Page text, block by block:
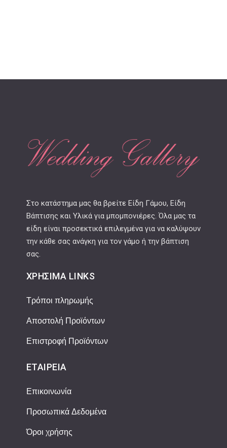
Στο κατάστημα μας θα βρείτε Είδη Γάμου, Είδη
Βάπτισης και Υλικά για μπομπονιέρες. Όλα μας τα
είδη είναι προσεκτικά επιλεγμένα για να καλύψουν
την κάθε σας ανάγκη για τον γάμο ή την βάπτιση
σας.
ΧΡΉΣΙΜΑ LINKS
Τρόποι πληρωμής
Αποστολή Προϊόντων
Επιστροφή Προϊόντων
ΕΤΑΙΡΕΊΑ
Επικοινωνία
Προσωπικά Δεδομένα
Όροι χρήσης